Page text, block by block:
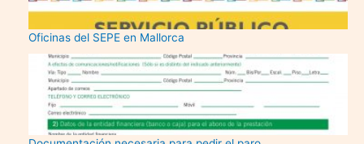
Oficinas del SEPE en Mallorca